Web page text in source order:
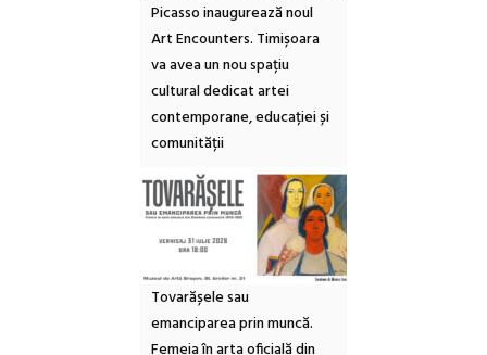
Picasso inaugurează noul
Art Encounters. Timișoara
va avea un nou spațiu
cultural dedicat artei
contemporane, educației și
comunității
Tovarășele sau
emanciparea prin muncă.